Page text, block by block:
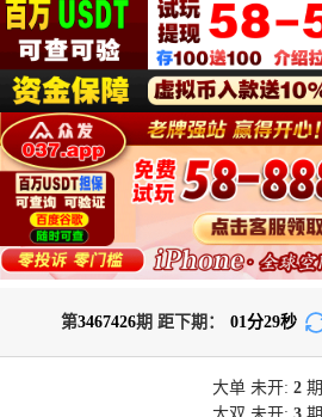
第3467426期 距下期： 01 分29秒
大单 未开: 2期